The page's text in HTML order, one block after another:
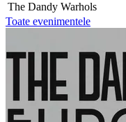
The Dandy Warhols
Toate evenimentele